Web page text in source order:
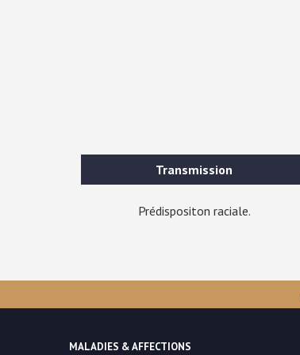
Transmission
Prédispositon raciale.
MALADIES & AFFECTIONS